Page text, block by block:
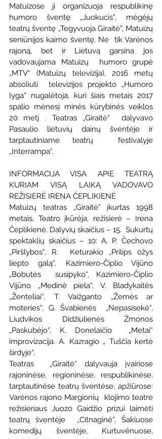
Matuizose ji organizuoja respublikinę
humoro šventę „Juokucis“, mėgėjų
teatrų šventę „Tegyvuoja Giraitė“, Matuizų
seniūnijos kaimo šventę. Ne  tik Varėnos
rajoną, bet ir Lietuvą garsina jos
vadovaujama Matuizų  humoro grupė
„MTV“ (Matuizų televizija), 2016 metų
absoliuti  televizijos projekto „Humoro
lyga“ nugalėtoja, kuri šiais metais 2017
spalio mėnesį minės kūrybinės veiklos
20 metį . Teatras „Giraitė“  dalyvavo
Pasaulio lietuvių dainų šventėje ir
tarptautiniame teatrų  festivalyje
„Interrampa“.
INFORMACIJA VISA APIE TEATRĄ
KURIAM VISĄ LAIKĄ VADOVAVO
REŽISIERĖ IRENA ČEPLIKIENĖ
Matuizų teatras „Giraitė“ įkurtas 1998
metais. Teatro įkūrėja, režisierė – Irena
Čeplikienė. Dalyvių skaičius – 15.  Sukurtų
spektaklių skaičius – 10: A. P. Čechovo
„Piršlybos“, R.  Keturakio „Prilips ožys
liepto galą“, Kazimiero-Čiplio Vijūno
„Bobutės  susipyko“, Kazimiero-Čiplio
Vijūno „Medinė piela“, V. Bladykaitės
„Ženteliai“, T. Vaižganto „Žemės ar
moteries“, G. Švabienės  „Nepasisekė“,
Liudvikos Didžiulienės Žmonos
„Paskubėjo“, K. Donelaičio  „Metai“
improvizacija. A. Kazragio „ Tuščia kertė
širdyje“.
Teatras  „Giraitė“ dalyvauja įvairiose
rajoninėse, regioninėse, respublikinėse,
tarptautinėse teatrų šventėse, apžiūrose:
Varėnos rajono Margionių  klojimo teatre
režisieriaus Juozo Gaidžio prizui laimėti
teatrų šventėje  „Citnaginė“, Šakiuose
komedijų šventėje, Kurtuvėnuose,